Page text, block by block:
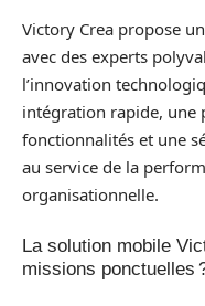
Victory Crea propose
avec des experts
l’innovation
intégration rapide, une
fonctionnalités et une
au service de la
organisationnelle.
La solution mobile
missions ponctuelles